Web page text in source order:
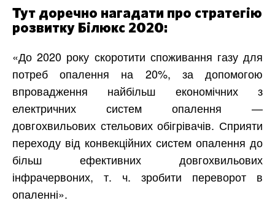
Тут доречно нагадати про стратегію
розвитку Білюкс 2020:
«До 2020 року скоротити споживання газу для
потреб опалення на 20%, за допомогою
впровадження найбільш економічних з
електричних систем опалення —
довгохвильових стельових обігрівачів. Сприяти
переходу від конвекційних систем опалення до
більш ефективних довгохвильових
інфрачервоних, т. ч. зробити переворот в
опаленні».